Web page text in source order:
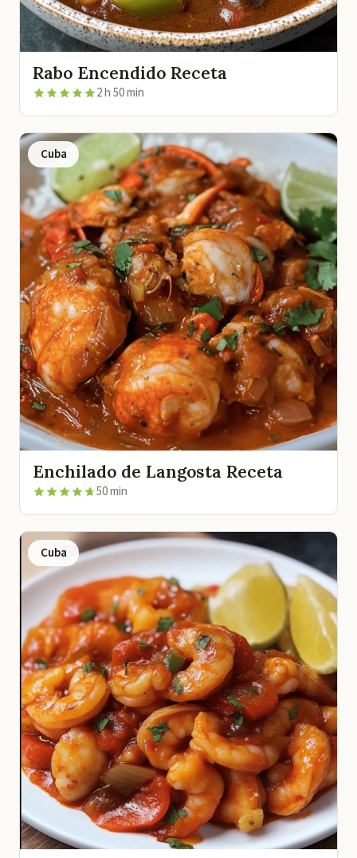
Rabo Encendido Receta
2 h 50 min
Cuba
Enchilado de Langosta Receta
50 min
Cuba